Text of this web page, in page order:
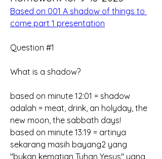
Based on 001 A shadow of things to
come part 1 presentation
Question #1
What is a shadow?
based on minute 12:01 = shadow
adalah = meat, drink, an holyday, the
new moon, the sabbath days!
based on minute 13:19 = artinya
sekarang masih bayang2 yang
"bukan kematian Tuhan Yesus" yang